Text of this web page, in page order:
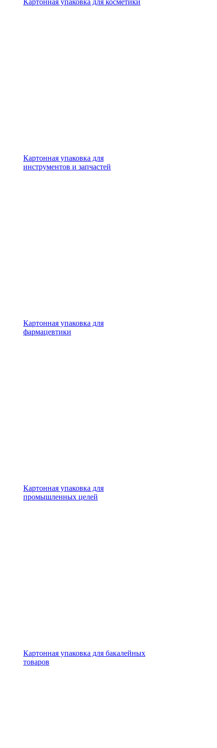
Картонная упаковка для
инструментов и запчастей
Картонная упаковка для
фармацевтики
Картонная упаковка для
промышленных целей
Картонная упаковка для бакалейных
товаров